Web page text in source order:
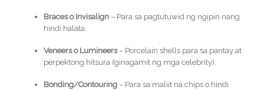
Braces o Invisalign– Para sa pagtutuwid ng ngipin nang
hindi halata.
Veneers o Lumineers– Porcelain shells para sa pantay at
perpektong hitsura (ginagamit ng mga celebrity).
Bonding/Contouring– Para sa maliit na chips o hindi